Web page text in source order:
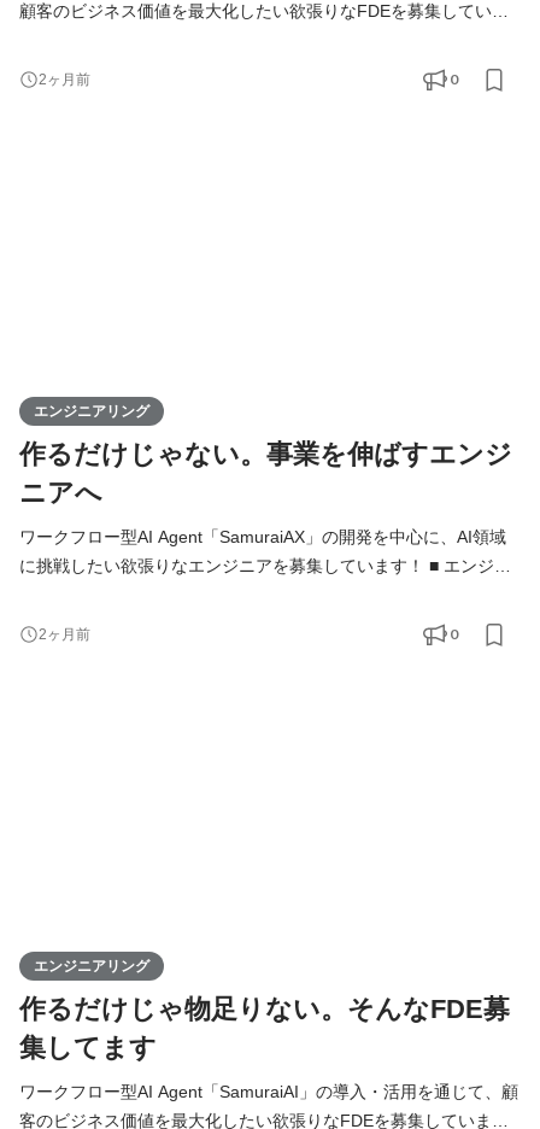
顧客のビジネス価値を最大化したい欲張りなFDEを募集していま
（Forward）に配置された（Deployed）エンジニア」という意味
で、お客さまとの最前線に立ち、顧客課題を真に理解し、プロダ
2ヶ月前 0
エンジニアリング
作るだけじゃない。事業を伸ばすエンジ
ニアへ
ワークフロー型AI Agent「SamuraiAX」の開発を中心に、AI領域
に挑戦したい欲張りなエンジニアを募集しています！ ■ エンジニ
トと事業を前に進める当事者です。 基本的には全員がフルスタッ
クエンジニアとして、バックエンド・フロントエンド・AI・イン
2ヶ月前 0
エンジニアリング
作るだけじゃ物足りない。そんなFDE募
集してます
ワークフロー型AI Agent「SamuraiAI」の導入・活用を通じて、顧
客のビジネス価値を最大化したい欲張りなFDEを募集していま